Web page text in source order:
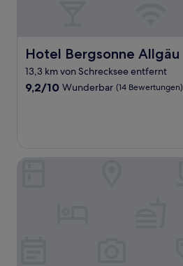
Hotel Bergsonne Allgäu
Hotel Bergsonne Allgäu
13,3 km von Schrecksee entfernt
9.2
9,2/10 Wunderbar (14 Bewertungen)